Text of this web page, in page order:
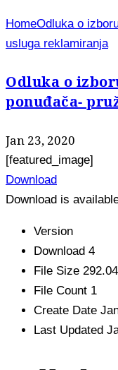
HomeOdluka o
usluga reklamiranja
Odluka o
ponuđača-
Jan 23, 2020
[featured_image]
Download
Download is
Version
Download 4
File Size
File Count 1
Create Date
Last Updated